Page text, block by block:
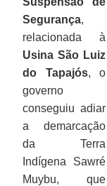
Segurança,
relacionada à
Usina São Luiz
do Tapajós, o
governo
conseguiu adiar
a demarcação
da Terra
Indígena Sawré
Muybu, que